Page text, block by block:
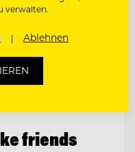
friends
verwalten.
Ablehnen